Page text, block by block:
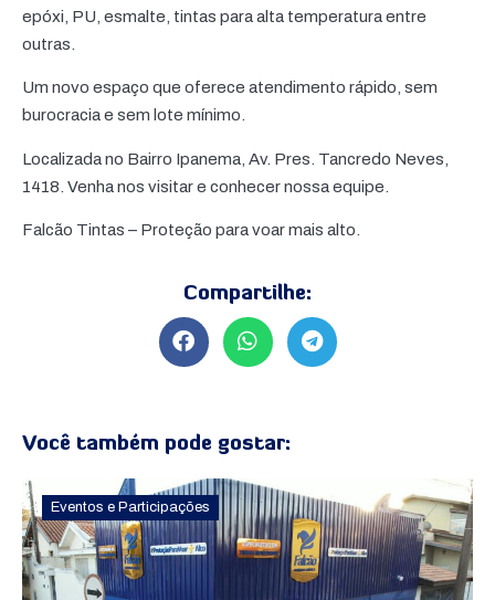
epóxi, PU, esmalte, tintas para alta temperatura entre
outras.
Um novo espaço que oferece atendimento rápido, sem
burocracia e sem lote mínimo.
Localizada no Bairro Ipanema, Av. Pres. Tancredo Neves,
1418. Venha nos visitar e conhecer nossa equipe.
Falcão Tintas – Proteção para voar mais alto.
Compartilhe:
Você também pode gostar:
Eventos e Participações